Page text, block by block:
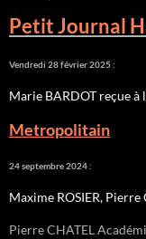
Petit Journal
Vendredi 28 février 2025 :
Marie BARDOT reçue à
Metropolitain
24 septembre 2024 :
Maxime ROSIER,
Pierre CHATEL